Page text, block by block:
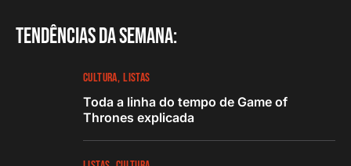
Tendências da semana:
CULTURA LISTAS
Toda a linha do tempo de Game of
Thrones explicada